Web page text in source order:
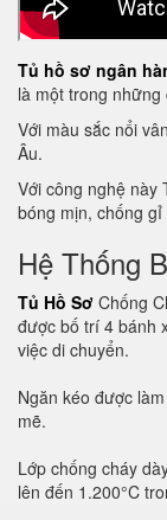
Tủ hồ sơ ngân
là một trong
Với màu sắc nổi
Âu.
Với công nghệ này
bóng mịn, chống
Hệ Thống
Tủ Hồ Sơ Chống
được bố trí 4 bánh
việc di chuyển.
Ngăn kéo được
mẽ.
Lớp chống cháy
lên đến 1.200°C